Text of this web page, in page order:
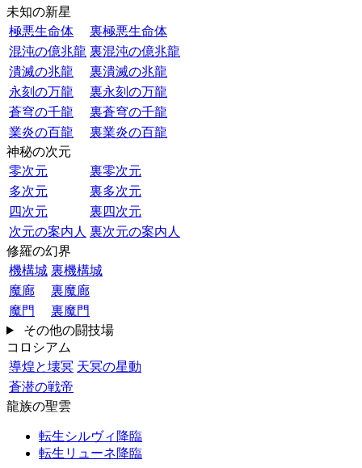
未知の新星
極悪生命体
裏極悪生命体
混沌の億兆龍 裏混沌の億兆龍
潰滅の兆龍
裏潰滅の兆龍
永刻の万龍
裏永刻の万龍
蒼穹の千龍
裏蒼穹の千龍
業炎の百龍
裏業炎の百龍
神秘の次元
零次元
裏零次元
多次元
裏多次元
四次元
裏四次元
次元の案内人 裏次元の案内人
修羅の幻界
機構城 裏機構城
魔廊
裏魔廊
魔門
裏魔門
その他の闘技場
コロシアム
導煌と壊冥 天冥の星動
蒼潜の戦帝
龍族の聖雲
転生シルヴィ降臨
転生リューネ降臨